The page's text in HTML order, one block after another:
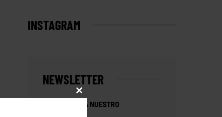
INSTAGRAM
NEWSLETTER
SUSCRÍBETE A NUESTRO
CLOSE
THIS